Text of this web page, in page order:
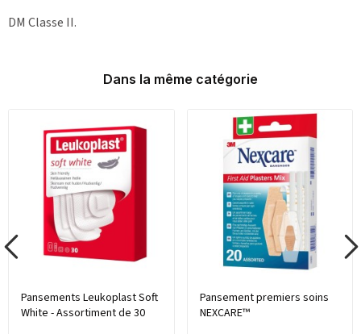
DM Classe II.
Dans la même catégorie
Pansements Leukoplast Soft
White - Assortiment de 30
Pansement premiers soins
NEXCARE™